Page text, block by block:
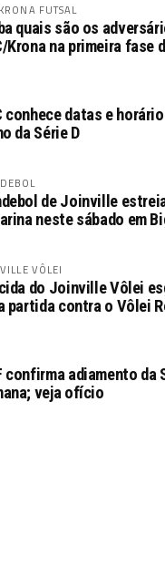
FUTSAL
quais são os
Krona na primeira fase
conhece datas e
da Série D
de Joinville
neste sábado em
VÔLEI
do Joinville Vôlei
partida contra o Vôlei
confirma adiamento da
veja ofício